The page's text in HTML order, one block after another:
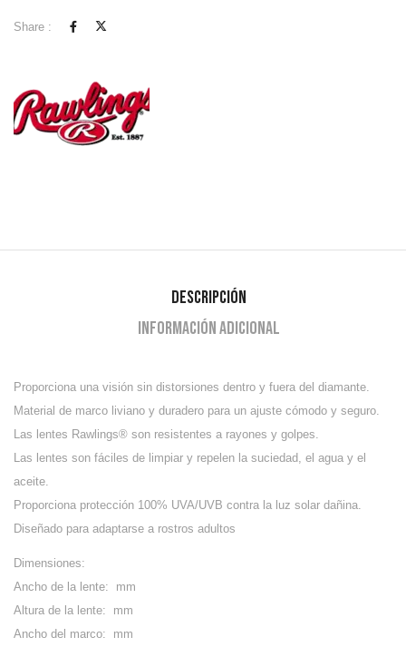
Share :
Descripción
Información adicional
Proporciona una visión sin distorsiones dentro y fuera del diamante.
Material de marco liviano y duradero para un ajuste cómodo y seguro.
Las lentes Rawlings® son resistentes a rayones y golpes.
Las lentes son fáciles de limpiar y repelen la suciedad, el agua y el
aceite.
Proporciona protección 100% UVA/UVB contra la luz solar dañina.
Diseñado para adaptarse a rostros adultos
Dimensiones:
Ancho de la lente: mm
Altura de la lente: mm
Ancho del marco: mm